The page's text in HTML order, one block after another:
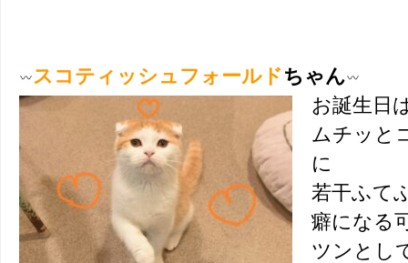
スコティッシュフォールドちゃん
お誕生日
ムチッと
に
若干ふて
癖になる
ツンとし